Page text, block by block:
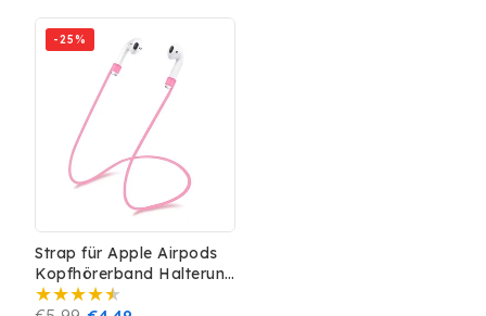
-25%
Strap für Apple Airpods
Kopfhörerband Halterung
Halteband Silikon 0,5m